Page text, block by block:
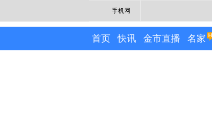
手机网
首页 快讯 金市直播 名家